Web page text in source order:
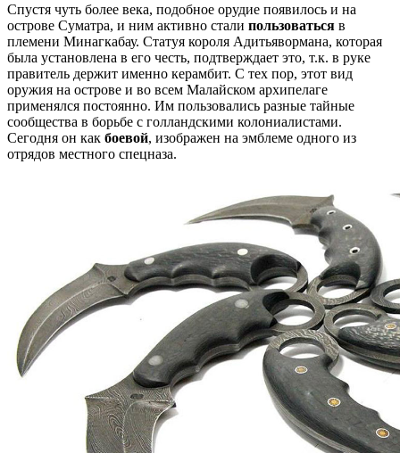
Спустя чуть более века, подобное орудие появилось и на
острове Суматра, и ним активно стали пользоваться в
племени Минагкабау. Статуя короля Адитьявормана, которая
была установлена в его честь, подтверждает это, т.к. в руке
правитель держит именно керамбит. С тех пор, этот вид
оружия на острове и во всем Малайском архипелаге
применялся постоянно. Им пользовались разные тайные
сообщества в борьбе с голландскими колониалистами.
Сегодня он как боевой, изображен на эмблеме одного из
отрядов местного спецназа.